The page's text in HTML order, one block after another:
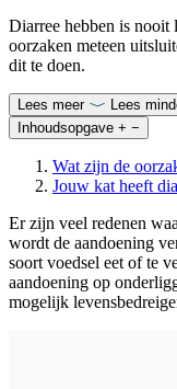
Diarree hebben is nooit
oorzaken meteen
dit te doen.
Lees meer
Lees
Inhoudsopgave + −
Wat zijn de
Jouw kat heeft
Er zijn veel redenen
wordt de aandoening
soort voedsel eet of te
aandoening op
mogelijk